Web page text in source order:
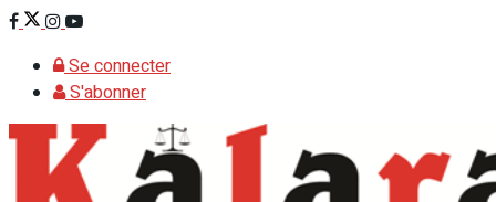
Se connecter
S'abonner